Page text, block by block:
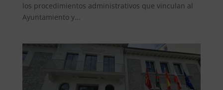
los procedimientos administrativos que vinculan al
Ayuntamiento y...